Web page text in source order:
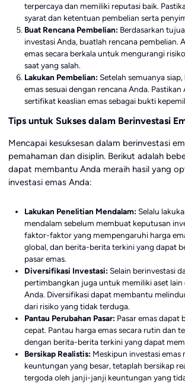
terpercaya dan memiliki reputasi baik.
syarat dan ketentuan pembelian serta
Buat Rencana Pembelian: Berdasarkan
investasi Anda, buatlah rencana pembelian.
emas secara berkala untuk mengurangi
saat yang salah.
Lakukan Pembelian: Setelah semuanya
emas sesuai dengan rencana Anda.
sertifikat keaslian emas sebagai bukti
Tips untuk Sukses dalam Berinvestasi
Mencapai kesuksesan dalam berinvestasi
pemahaman dan disiplin. Berikut adalah
dapat membantu Anda meraih hasil yang
investasi emas Anda:
Lakukan Penelitian Mendalam: Selalu
mendalam sebelum membuat keputusan
faktor-faktor yang mempengaruhi harga
global, dan berita-berita terkini yang dapat
pasar emas.
Diversifikasi Investasi: Selain berinvestasi
pertimbangkan juga untuk memiliki aset
Anda. Diversifikasi dapat membantu
dari risiko yang tidak terduga.
Pantau Perubahan Pasar: Pasar emas dapat
cepat. Pantau harga emas secara rutin dan
dengan berita-berita terkini yang dapat
Bersikap Realistis: Meskipun investasi emas
keuntungan yang besar, tetaplah bersikap
tergoda oleh janji-janji keuntungan yang